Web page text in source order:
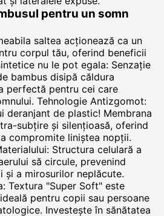
pentru un somn
saltea acționează ca un
corpul tău, oferind beneficii
nu le pot egala: Senzație
bambus disipă căldura
perfectă pentru cei care
Tehnologie Antizgomot:
deranjant de plastic! Membrana
subțire și silențioasă, oferind
compromite liniștea nopții.
Structura celulară a
să circule, prevenind
și a mirosurilor neplăcute.
Textura "Super Soft" este
pentru copii sau persoane
Investește în sănătatea